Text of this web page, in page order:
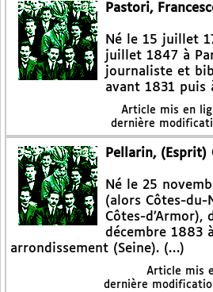
Pastori,
Né le 15 juillet
juillet 1847 à
journaliste et
avant 1831 puis
Article mis en
dernière
Pellarin, (Esprit)
Né le 25
(alors Côtes-du-
Côtes-d’Armor),
décembre 1883
arrondissement (Seine). (…)
Article mis
dernière